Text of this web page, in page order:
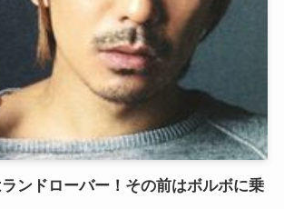
ンドローバー！その前はボルボに乗